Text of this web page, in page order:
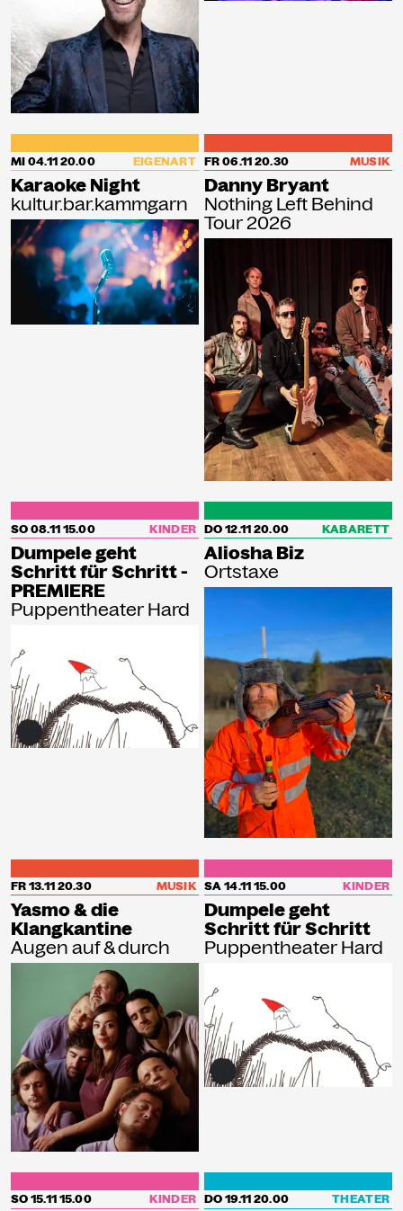
MI 04.1120.00 EIGENART
Karaoke Night
kultur.bar.kammgarn
FR 06.1120.30 MUSIK
Danny Bryant
Nothing Left Behind
Tour 2026
SO 08.1115.00 KINDER
Dumpele geht
Schritt für Schritt -
PREMIERE
Puppentheater Hard
DO 12.1120.00 KABARETT
Aliosha Biz
Ortstaxe
FR 13.1120.30 MUSIK
Yasmo & die
Klangkantine
Augen auf & durch
SA 14.1115.00 KINDER
Dumpele geht
Schritt für Schritt
Puppentheater Hard
SO 15.1115.00 KINDER DO 19.1120.00 THEATER